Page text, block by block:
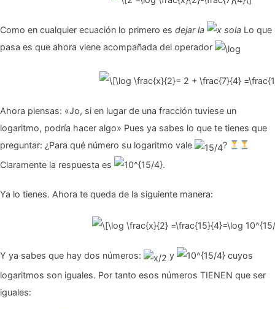
Como en cualquier ecuación lo primero es dejar la sola Lo que
pasa es que ahora viene acompañada del operador
Ahora piensas: «Jo, si en lugar de una fracción tuviese un
logaritmo, podría hacer algo» Pues ya sabes lo que te tienes que
preguntar: ¿Para qué número su logaritmo vale
?
Claramente la respuesta es
.
Ya lo tienes. Ahora te queda de la siguiente manera:
Y ya sabes que hay dos números: y
cuyos
logaritmos son iguales. Por tanto esos números TIENEN que ser
iguales: